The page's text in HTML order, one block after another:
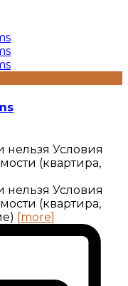
нельзя Условия
(квартира,
нельзя Условия
(квартира,
[more]